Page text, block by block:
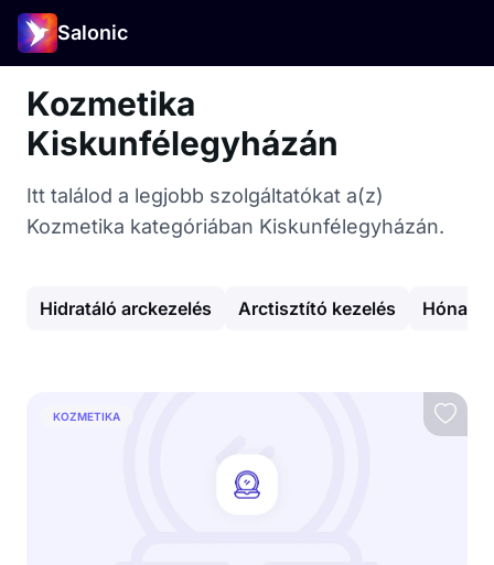
Salonic
Kozmetika
Kiskunfélegyházán
Itt találod a legjobb szolgáltatókat a(z)
Kozmetika kategóriában Kiskunfélegyházán.
Hidratáló arckezelés Arctisztító kezelés Hónalj
KOZMETIKA